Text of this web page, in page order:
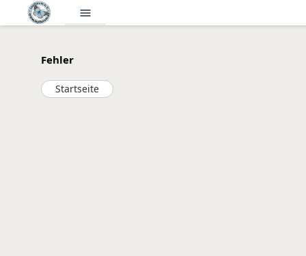
menu
Fehler
Startseite